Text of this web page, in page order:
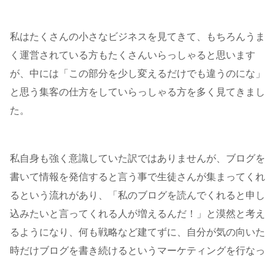
私はたくさんの小さなビジネスを見てきて、もちろんうま
く運営されている方もたくさんいらっしゃると思います
が、中には「この部分を少し変えるだけでも違うのにな」
と思う集客の仕方をしていらっしゃる方を多く見てきまし
た。
私自身も強く意識していた訳ではありませんが、ブログを
書いて情報を発信すると言う事で生徒さんが集まってくれ
るという流れがあり、「私のブログを読んでくれると申し
込みたいと言ってくれる人が増えるんだ！」と漠然と考え
るようになり、何も戦略など建てずに、自分が気の向いた
時だけブログを書き続けるというマーケティングを行なっ